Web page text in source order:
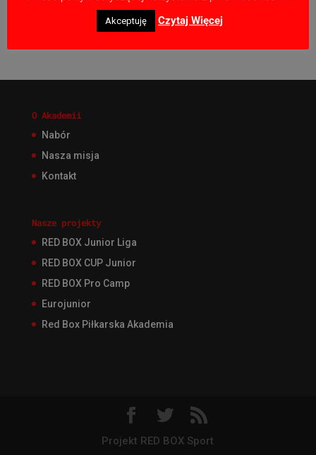
O Akademii
Nabór
Nasza misja
Kontakt
Nasze projekty
RED BOX Junior Liga
RED BOX CUP Junior
RED BOX Pro Camp
Eurojunior
Red Box Piłkarska Akademia
Projekt RED BOX Sport
Akceptuję Czytaj Więcej